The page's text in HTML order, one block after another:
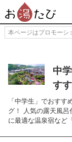
本ページはプロモーシ
中
す
「中学生」でおす
グ！ 人気の露天風呂
に最適な温泉宿など